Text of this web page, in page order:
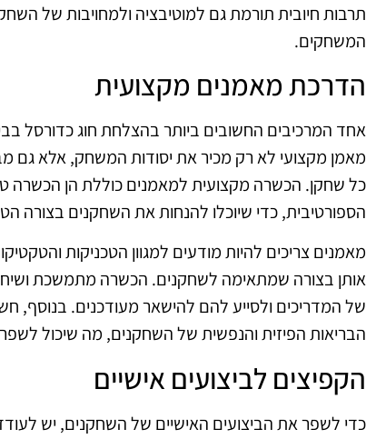
תרבות חיובית תורמת גם למוטיבציה ולמחויבות של
המשחקים.
הדרכת מאמנים מקצועית
אחד המרכיבים החשובים ביותר בהצלחת חוג כדורסל
מאמן מקצועי לא רק מכיר את יסודות המשחק, אלא גם
כל שחקן. הכשרה מקצועית למאמנים כוללת הן הכשרה
הספורטיבית, כדי שיוכלו להנחות את השחקנים בצורה
מאמנים צריכים להיות מודעים למגוון הטכניקות
אותן בצורה שמתאימה לשחקנים. הכשרה מתמשכת
של המדריכים ולסייע להם להישאר מעודכנים.
הבריאות הפיזית והנפשית של השחקנים, מה שיכול
הקפיצים לביצועים אישיים
כדי לשפר את הביצועים האישיים של השחקנים, יש